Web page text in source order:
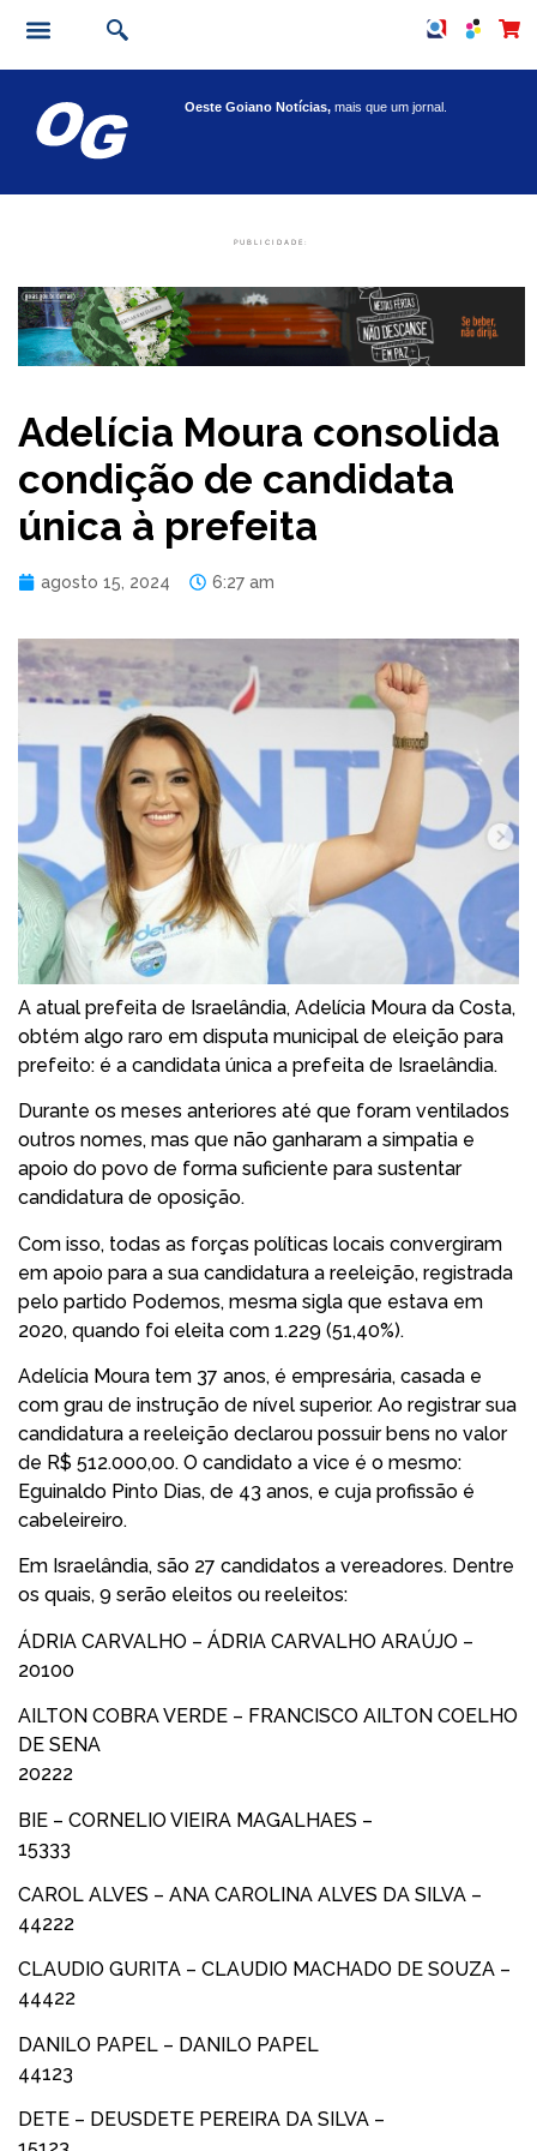
Oeste Goiano Notícias,mais que um jornal.
PUBLICIDADE:
Adelícia Moura consolida
condição de candidata
única à prefeita
agosto 15, 2024 6:27 am
A atual prefeita de Israelândia, Adelícia Moura da Costa,
obtém algo raro em disputa municipal de eleição para
prefeito: é a candidata única a prefeita de Israelândia.
Durante os meses anteriores até que foram ventilados
outros nomes, mas que não ganharam a simpatia e
apoio do povo de forma suficiente para sustentar
candidatura de oposição.
Com isso, todas as forças políticas locais convergiram
em apoio para a sua candidatura a reeleição, registrada
pelo partido Podemos, mesma sigla que estava em
2020, quando foi eleita com 1.229 (51,40%).
Adelícia Moura tem 37 anos, é empresária, casada e
com grau de instrução de nível superior. Ao registrar sua
candidatura a reeleição declarou possuir bens no valor
de R$ 512.000,00. O candidato a vice é o mesmo:
Eguinaldo Pinto Dias, de 43 anos, e cuja profissão é
cabeleireiro.
Em Israelândia, são 27 candidatos a vereadores. Dentre
os quais, 9 serão eleitos ou reeleitos:
ÁDRIA CARVALHO – ÁDRIA CARVALHO ARAÚJO –
20100
AILTON COBRA VERDE – FRANCISCO AILTON COELHO
DE SENA
20222
BIE – CORNELIO VIEIRA MAGALHAES –
15333
CAROL ALVES – ANA CAROLINA ALVES DA SILVA –
44222
CLAUDIO GURITA – CLAUDIO MACHADO DE SOUZA –
44422
DANILO PAPEL – DANILO PAPEL
44123
DETE – DEUSDETE PEREIRA DA SILVA –